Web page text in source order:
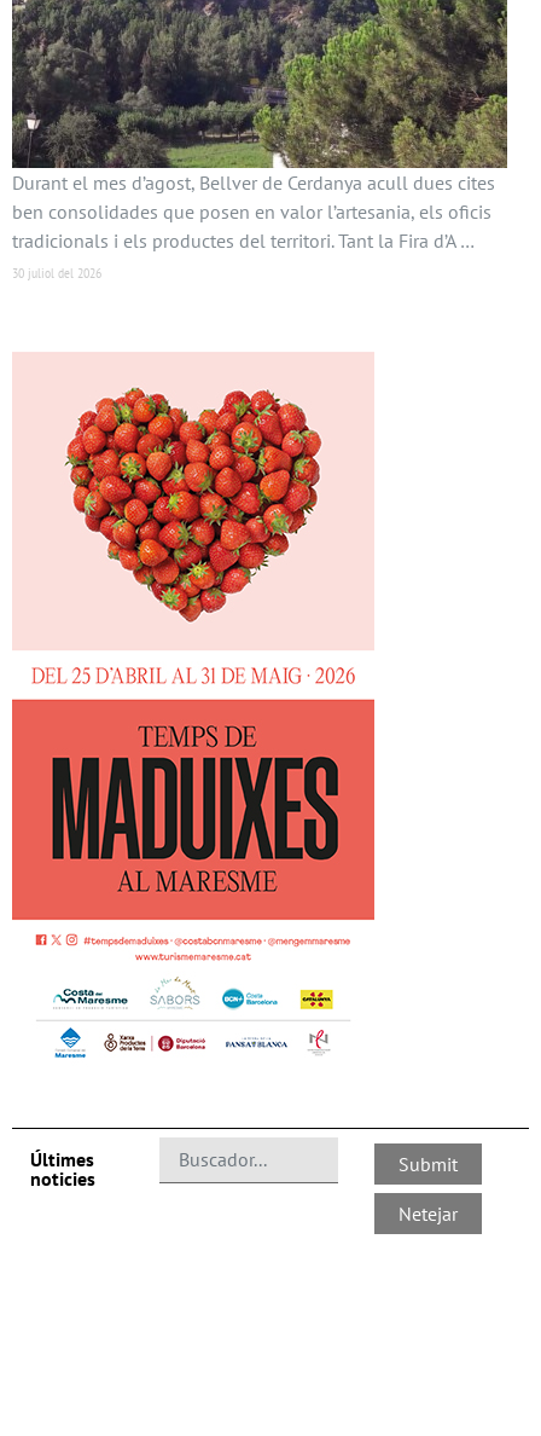
Durant el mes d’agost, Bellver de Cerdanya acull dues cites
ben consolidades que posen en valor l’artesania, els oficis
tradicionals i els productes del territori. Tant la Fira d’A …
30 juliol del 2026
Últimes
noticies